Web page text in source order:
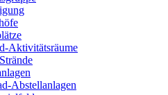
Aktivitätsräume
Abstellanlagen